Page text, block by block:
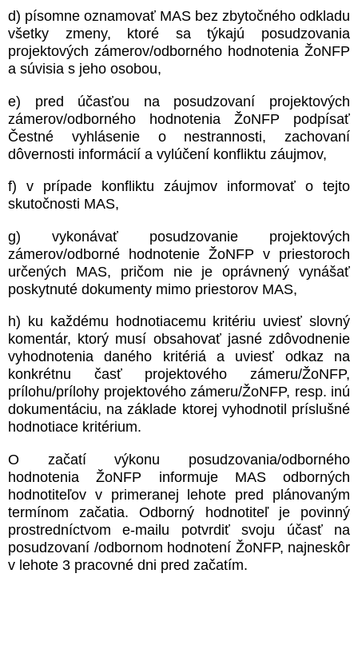
d) písomne oznamovať MAS bez zbytočného odkladu
všetky zmeny, ktoré sa týkajú posudzovania
projektových zámerov/odborného hodnotenia ŽoNFP
a súvisia s jeho osobou,
e) pred účasťou na posudzovaní projektových
zámerov/odborného hodnotenia ŽoNFP podpísať
Čestné vyhlásenie o nestrannosti, zachovaní
dôvernosti informácií a vylúčení konfliktu záujmov,
f) v prípade konfliktu záujmov informovať o tejto
skutočnosti MAS,
g) vykonávať posudzovanie projektových
zámerov/odborné hodnotenie ŽoNFP v priestoroch
určených MAS, pričom nie je oprávnený vynášať
poskytnuté dokumenty mimo priestorov MAS,
h) ku každému hodnotiacemu kritériu uviesť slovný
komentár, ktorý musí obsahovať jasné zdôvodnenie
vyhodnotenia daného kritériá a uviesť odkaz na
konkrétnu časť projektového zámeru/ŽoNFP,
prílohu/prílohy projektového zámeru/ŽoNFP, resp. inú
dokumentáciu, na základe ktorej vyhodnotil príslušné
hodnotiace kritérium.
O začatí výkonu posudzovania/odborného
hodnotenia ŽoNFP informuje MAS odborných
hodnotiteľov v primeranej lehote pred plánovaným
termínom začatia. Odborný hodnotiteľ je povinný
prostredníctvom e-mailu potvrdiť svoju účasť na
posudzovaní /odbornom hodnotení ŽoNFP, najneskôr
v lehote 3 pracovné dni pred začatím.